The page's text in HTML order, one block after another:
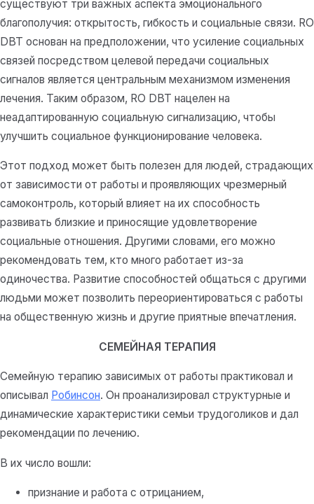
существуют три важных аспекта эмоционального
благополучия: открытость, гибкость и социальные связи. RO
DBT основан на предположении, что усиление социальных
связей посредством целевой передачи социальных
сигналов является центральным механизмом изменения
лечения. Таким образом, RO DBT нацелен на
неадаптированную социальную сигнализацию, чтобы
улучшить социальное функционирование человека.
Этот подход может быть полезен для людей, страдающих
от зависимости от работы и проявляющих чрезмерный
самоконтроль, который влияет на их способность
развивать близкие и приносящие удовлетворение
социальные отношения. Другими словами, его можно
рекомендовать тем, кто много работает из-за
одиночества. Развитие способностей общаться с другими
людьми может позволить переориентироваться с работы
на общественную жизнь и другие приятные впечатления.
СЕМЕЙНАЯ ТЕРАПИЯ
Семейную терапию зависимых от работы практиковал и
описывал Робинсон. Он проанализировал структурные и
динамические характеристики семьи трудоголиков и дал
рекомендации по лечению.
В их число вошли:
признание и работа с отрицанием,